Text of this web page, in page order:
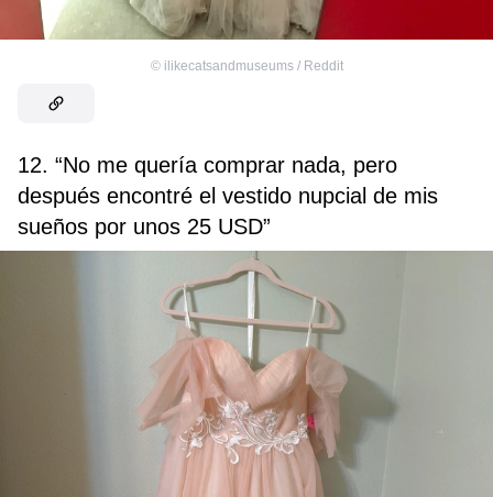
© ilikecatsandmuseums / Reddit
12. “No me quería comprar nada, pero
después encontré el vestido nupcial de mis
sueños por unos 25 USD”